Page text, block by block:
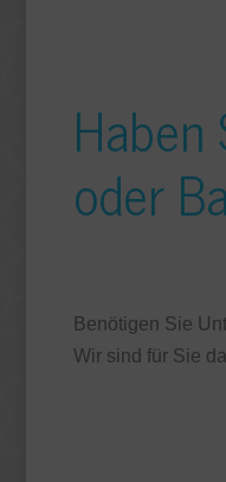
Haben
oder
Benötigen Sie
Wir sind für Sie